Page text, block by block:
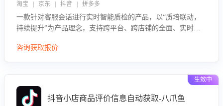
淘宝 | 京东 | 抖音 | 拼多多
一款针对客服会话进行实时智能质检的产品，以“质培联动，
持续提升”为产品理念，支持跨平台、跨店铺的全面、实时、
队的销服能力。
咨询获取报价
生效中
抖音小店商品评价信息自动获取-八爪鱼